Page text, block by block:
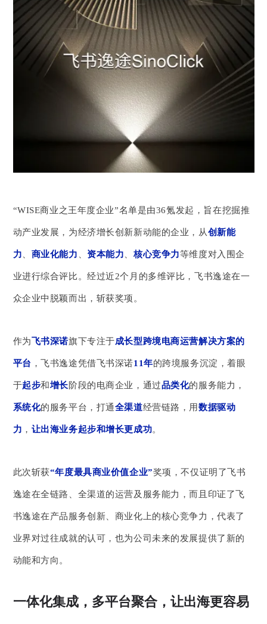
“WISE商业之王年度企业”名单是由36氪发起，旨在挖掘推
动产业发展，为经济增长创新新动能的企业，从创新能
力 商业化能力 、资本能力 、核心竞争力等维度对入围企
业进行综合评比。经过近2个月的多维评比，飞书逸途在一
众企业中脱颖而出，斩获奖项。
作为飞书深诺旗下专注于成长型跨境电商运营解决方案的
平台 ，飞书逸途凭借飞书深诺11年的跨境服务沉淀，着眼
于起步和增长阶段的电商企业，通过品类化的服务能力，
系统化的服务平台，打通全渠道经营链路，用数据驱动
力 ， 让出海业务起步和增长更成功。
此次斩获“年度最具商业价值企业”奖项，不仅证明了飞书
逸途在全链路、全渠道的运营及服务能力，而且印证了飞
书逸途在产品服务创新、商业化上的核心竞争力，代表了
业界对过往成就的认可，也为公司未来的发展提供了新的
动能和方向。
一体化集成，多平台聚合，让出海更容易